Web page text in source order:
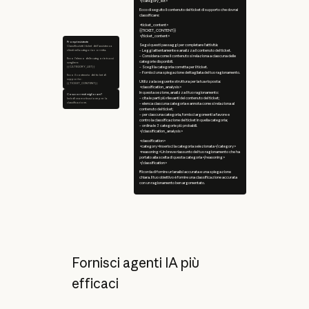
Prompt esistente
Classifica tutti i ticket dell'assistenza
clienti nella categoria corretta.
Ecco l'elenco delle categorie tra cui
scegliere:
{{CATEGORY_LIST}}
Ecco il contenuto del ticket di
supporto:
{{TICKET_CONTENT}}
Cosa vorresti migliorare?
Includi una motivazione per la
classificazione.
Ecco di seguito il contenuto del ticket di supporto che dovrai
classificare:
<ticket_content>
{{TICKET_CONTENT}}
</ticket_content>
Segui questi passaggi per completare l'attività:
– Leggi attentamente e analizza il contenuto del ticket.
– Considera come il contenuto si relaziona a ciascuna delle
categorie disponibili.
– Scegli la categoria corretta per il ticket.
– Fornisci una spiegazione dettagliata del tuo ragionamento.
Utilizza la seguente struttura per la tua risposta:
<classification_analysis>
In questa sezione, analizza il tuo ragionamento:
– cita le parti più rilevanti del contenuto del ticket;
– elenca ciascuna categoria e annota come si relaziona al
contenuto del ticket;
– per ciascuna categoria, fornisci argomenti a favore e
contro la classificazione del ticket in quella categoria;
– ordina le 3 categorie più probabili.
</classification_analysis>
<classification>
<category>Inserisci la categoria selezionata</category>
<reasoning>Un breve riassunto del tuo ragionamento che ha
portato alla scelta di questa categoria</reasoning>
</classification>
Ricorda di fornire un'analisi accurata e una spiegazione
chiara. Il tuo obiettivo è fornire una classificazione accurata
con un ragionamento ben argomentato.
Fornisci agenti IA più
efficaci